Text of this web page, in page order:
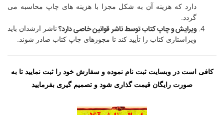
دارد که هزینه آن به شکل مجزا با هزینه های چاپ محاسبه می
گردد.
ویرایش و چاپ کتاب توسط ناشر‏قوانین خاصی دارد؟ ناشر ارشدان باید
ویراستاری کتاب را تأیید کند تا مجوزهای چاپ کتاب صادر شوند.
کافی است در وبسایت ثبت نام نموده و سفارش خود را ثبت نمایید تا به
صورت رایگان قیمت گذاری شود و تصمیم گیری بفرمایید